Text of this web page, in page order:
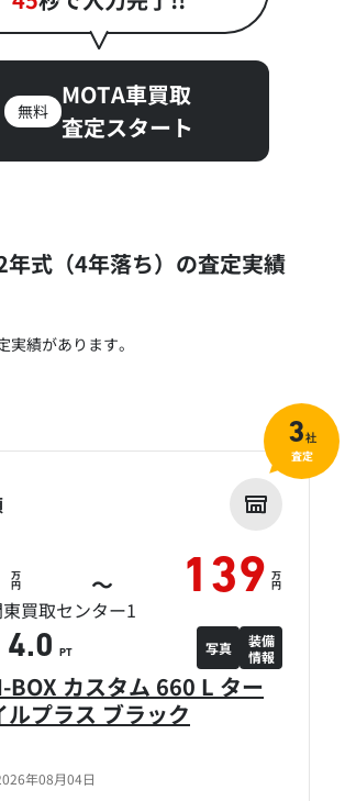
無料
MOTA車買取
査定スタート
式（4年落ち）の査定実績
実績があります。
年08月04日
BOX カスタム 660 L ター
ルプラス ブラック
万
円 ～ 139 万
円
買取センター1
4.0 PT 写真
装備
情報
3社
査定